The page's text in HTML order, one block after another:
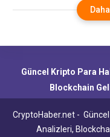
yükseliş sergiledi.
kazanarak 0,8702 dolar
kayıtlara geçti. EOS’un
Güncel Kripto Para
Blockchain
CryptoHaber.net -
Analizleri,